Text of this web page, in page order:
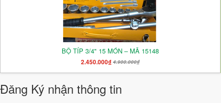
BỘ TÍP 3/4" 15 MÓN – MÃ 15148
2.450.000₫ 4.900.000₫
Đăng Ký nhận thông tin